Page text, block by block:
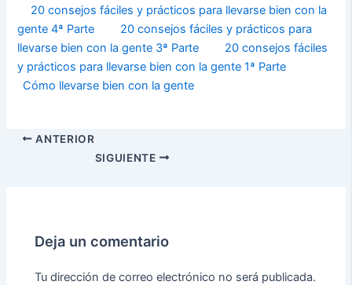
20 consejos fáciles y prácticos para llevarse bien con la
gente 4ª Parte
20 consejos fáciles y prácticos para
llevarse bien con la gente 3ª Parte
20 consejos fáciles
y prácticos para llevarse bien con la gente 1ª Parte
Cómo llevarse bien con la gente
ANTERIOR
SIGUIENTE
Deja un comentario
Tu dirección de correo electrónico no será publicada.